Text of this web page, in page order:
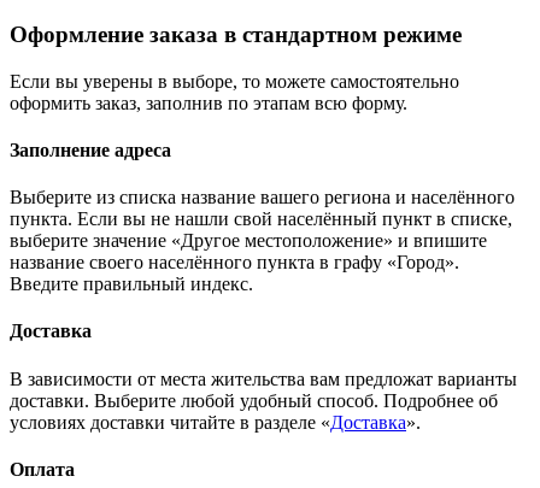
Оформление заказа в стандартном режиме
Если вы уверены в выборе, то можете самостоятельно
оформить заказ, заполнив по этапам всю форму.
Заполнение адреса
Выберите из списка название вашего региона и населённого
пункта. Если вы не нашли свой населённый пункт в списке,
выберите значение «Другое местоположение» и впишите
название своего населённого пункта в графу «Город».
Введите правильный индекс.
Доставка
В зависимости от места жительства вам предложат варианты
доставки. Выберите любой удобный способ. Подробнее об
условиях доставки читайте в разделе «Доставка».
Оплата